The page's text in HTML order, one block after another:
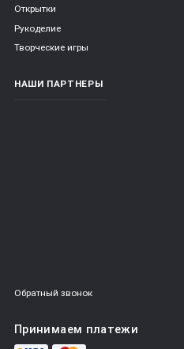
Открытки
Рукоделие
Творческие игры
НАШИ ПАРТНЕРЫ
Обратный звонок
Принимаем платежи